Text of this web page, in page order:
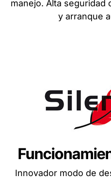
manejo. Alta seguridad
y arranque
Innovador modo de